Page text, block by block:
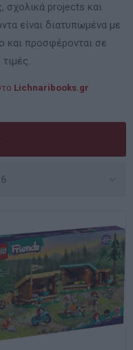
σχολικά projects και
είναι διατυπωμένα με
και προσφέρονται σε
Lichnaribooks.gr